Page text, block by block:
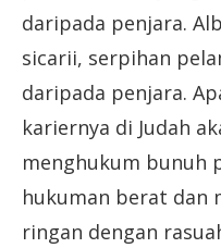
daripada penjara.
sicarii, serpihan
daripada penjara.
kariernya di Judah
menghukum bunuh
hukuman berat dan
ringan dengan